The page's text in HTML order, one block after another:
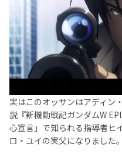
実はこのオッサンはアディン
説『新機動戦記ガンダムW
心宣言」で知られる指導者ヒ
ロ・ユイの実父になりました。